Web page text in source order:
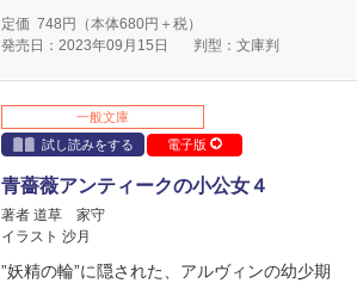
定価 748 円（本体680円＋税）
発売日：2023年09月15日
判型：文庫判
一般文庫
試し読みをする
電子版
青薔薇アンティークの小公女４
著者 道草 家守
イラスト 沙月
”妖精の輪”に隠された、アルヴィンの幼少期